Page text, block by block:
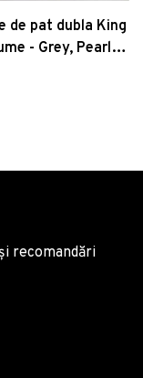
de pat dubla King
- Grey, Pearl
Ranforce
recomandări